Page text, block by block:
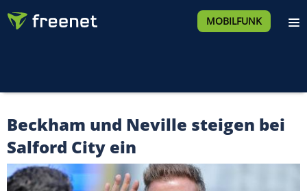
MOBILFUNK
Beckham und Neville steigen bei
Salford City ein